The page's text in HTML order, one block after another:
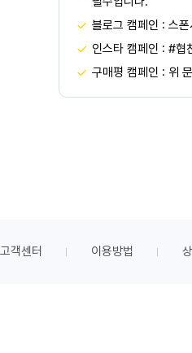
블로그 캠페인 : 스
인스타 캠페인 : #협
구매평 캠페인 : 위
고객센터 이용방법